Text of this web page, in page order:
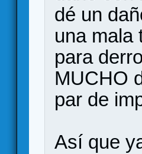
dé un
una mala
para
MUCHO
par de
Así que